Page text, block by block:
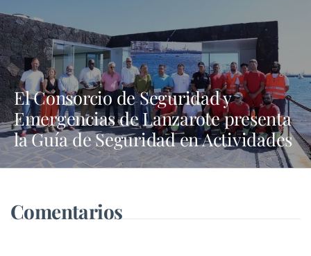
El Consorcio de Seguridad y
Emergencias de Lanzarote presenta
la Guía de Seguridad en Actividades
Náuticas
Comentarios